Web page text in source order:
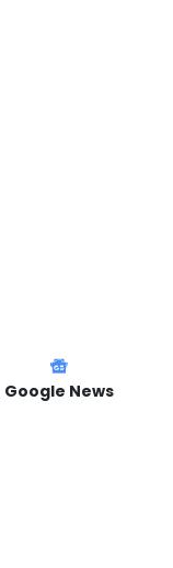
Google News